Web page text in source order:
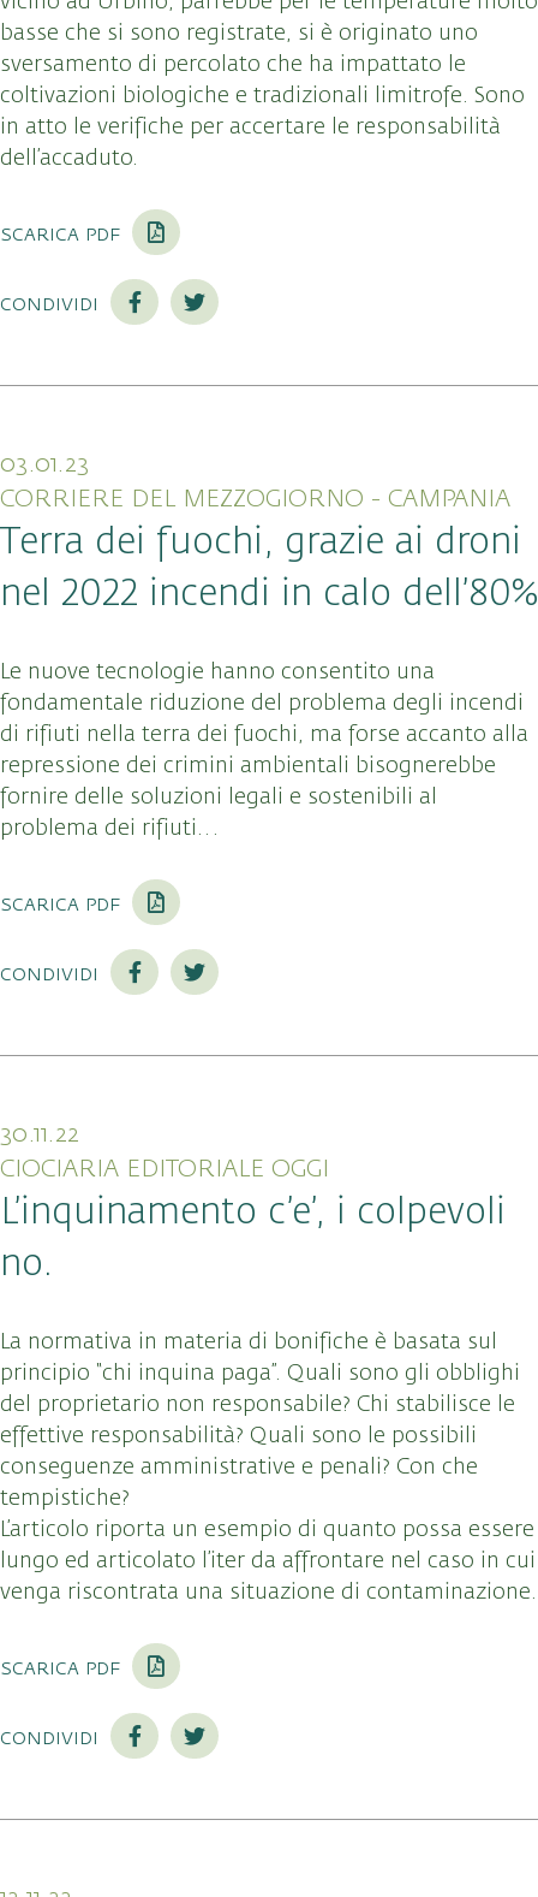
basse che si sono registrate, si è originato uno
sversamento di percolato che ha impattato le
coltivazioni biologiche e tradizionali limitrofe. Sono
in atto le verifiche per accertare le responsabilità
dell’accaduto.
scarica pdf
condividi
03.01.23
CORRIERE DEL MEZZOGIORNO - CAMPANIA
Terra dei fuochi, grazie ai droni
nel 2022 incendi in calo dell’80%
Le nuove tecnologie hanno consentito una
fondamentale riduzione del problema degli incendi
di rifiuti nella terra dei fuochi, ma forse accanto alla
repressione dei crimini ambientali bisognerebbe
fornire delle soluzioni legali e sostenibili al
problema dei rifiuti…
scarica pdf
condividi
30.11.22
CIOCIARIA EDITORIALE OGGI
L’inquinamento c’e’, i colpevoli
no.
La normativa in materia di bonifiche è basata sul
principio “chi inquina paga”. Quali sono gli obblighi
del proprietario non responsabile? Chi stabilisce le
effettive responsabilità? Quali sono le possibili
conseguenze amministrative e penali? Con che
tempistiche?
L’articolo riporta un esempio di quanto possa essere
lungo ed articolato l’iter da affrontare nel caso in cui
venga riscontrata una situazione di contaminazione.
scarica pdf
condividi